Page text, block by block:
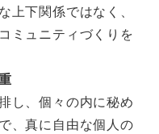
上下関係ではなく、
ミュニティづくりを
し、個々の内に秘め
、真に自由な個人の